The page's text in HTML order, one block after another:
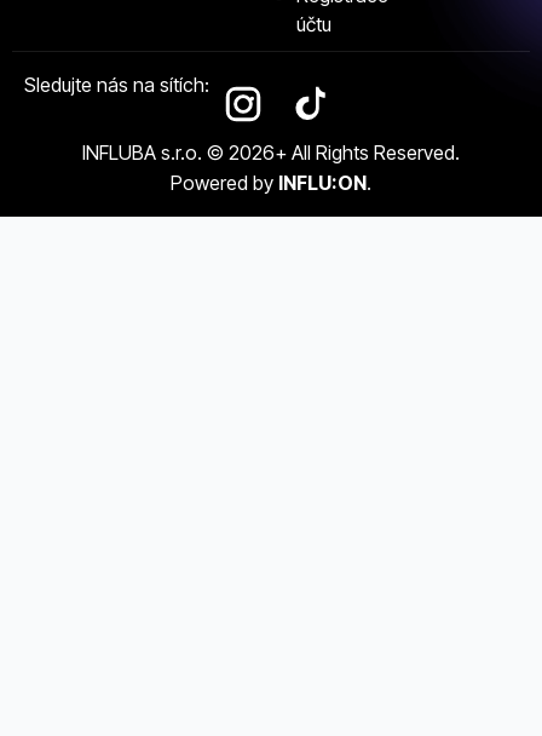
účtu
INFLUBA s.r.o. © 2026+ All Rights Reserved.
Powered by INFLU:ON.
Sledujte nás na sítích: